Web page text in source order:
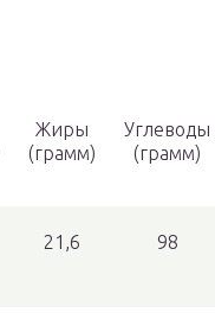
Жиры
(грамм)
Углеводы
(грамм)
21,6 98